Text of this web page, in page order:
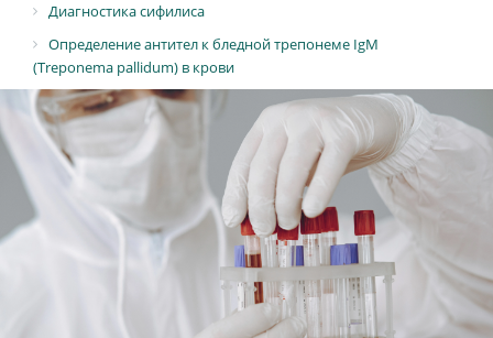
Диагностика сифилиса
Определение антител к бледной трепонеме IgM
(Treponema pallidum) в крови